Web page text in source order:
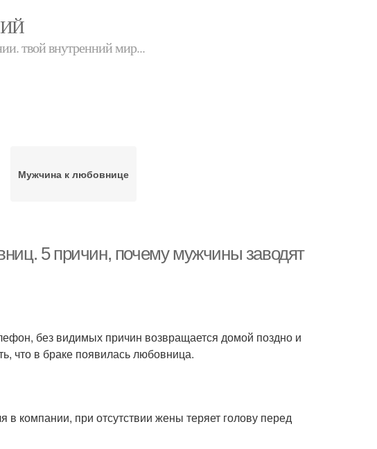
твой внутренний мир...
Мужчина к любовнице
5 причин, почему мужчины заводят
без видимых причин возвращается домой поздно и
что в браке появилась любовница.
компании, при отсутствии жены теряет голову перед